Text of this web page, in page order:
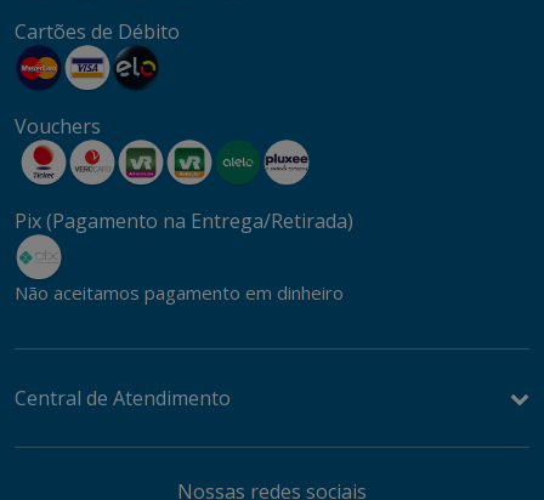
Cartões de Débito
Vouchers
Pix (Pagamento na Entrega/Retirada)
Não aceitamos pagamento em dinheiro
Central de Atendimento
Nossas redes sociais